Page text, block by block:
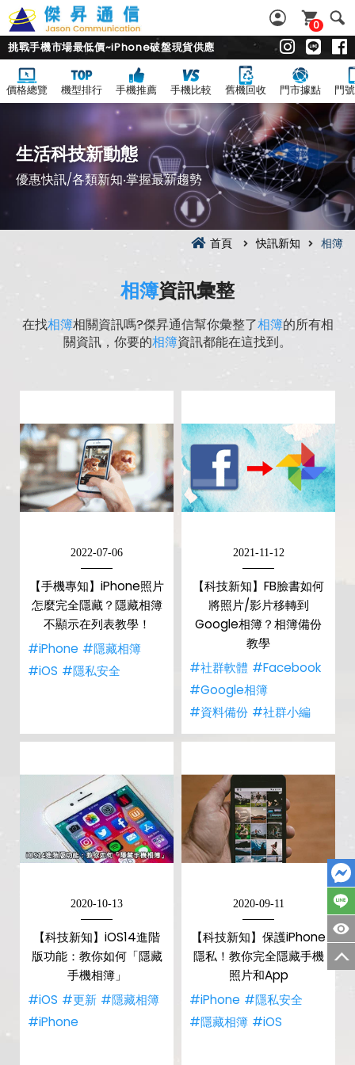
0
挑戰手機市場最低價~iPhone破盤現貨供應
價格總覽 機型排行 手機推薦 手機比較 舊機回收 門市據點 門
生活科技新動態
優惠快訊/各類新知‧掌握最新趨勢
首頁 快訊新知 相簿
相簿資訊彙整
在找相簿相關資訊嗎?傑昇通信幫你彙整了相簿的所有相
關資訊，你要的相簿資訊都能在這找到。
2022-07-06
【手機專知】iPhone照片
怎麼完全隱藏？隱藏相簿
不顯示在列表教學！
#iPhone #隱藏相簿
#iOS #隱私安全
2021-11-12
【科技新知】FB臉書如何
將照片/影片移轉到
Google相簿？相簿備份
教學
#社群軟體 #Facebook
#Google相簿
#資料備份 #社群小編
2020-10-13
【科技新知】iOS14進階
版功能：教你如何「隱藏
手機相簿」
#iOS #更新 #隱藏相簿
#iPhone
2020-09-11
【科技新知】保護iPhone
隱私！教你完全隱藏手機
照片和App
#iPhone #隱私安全
#隱藏相簿 #iOS